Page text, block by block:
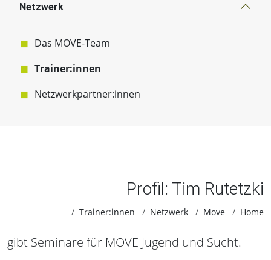
Netzwerk
Das MOVE-Team
Trainer:innen
Netzwerkpartner:innen
Profil: Tim Rutetzki
Trainer:innen Netzwerk Move Home
gibt Seminare für MOVE Jugend und Sucht.